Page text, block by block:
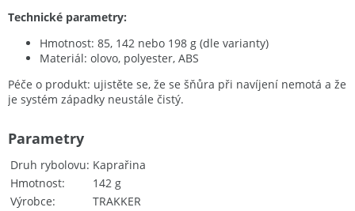
Technické parametry:
Hmotnost: 85, 142 nebo 198 g (dle varianty)
Materiál: olovo, polyester, ABS
Péče o produkt: ujistěte se, že se šňůra při navíjení nemotá a že
je systém západky neustále čistý.
Druh rybolovu Kaprařina
Hmotnost
142 g
Výrobce
TRAKKER
Parametry